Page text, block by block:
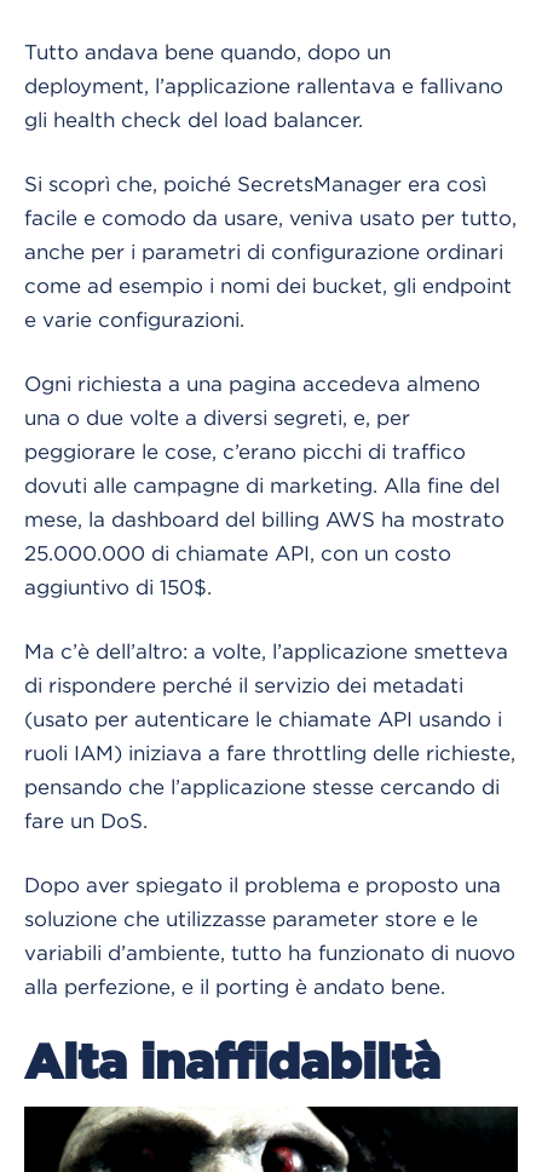
Tutto andava bene quando, dopo un
deployment, l’applicazione rallentava e fallivano
gli health check del load balancer.
Si scoprì che, poiché SecretsManager era così
facile e comodo da usare, veniva usato per tutto,
anche per i parametri di configurazione ordinari
come ad esempio i nomi dei bucket, gli endpoint
e varie configurazioni.
Ogni richiesta a una pagina accedeva almeno
una o due volte a diversi segreti, e, per
peggiorare le cose, c’erano picchi di traffico
dovuti alle campagne di marketing. Alla fine del
mese, la dashboard del billing AWS ha mostrato
25.000.000 di chiamate API, con un costo
aggiuntivo di 150$.
Ma c’è dell’altro: a volte, l’applicazione smetteva
di rispondere perché il servizio dei metadati
(usato per autenticare le chiamate API usando i
ruoli IAM) iniziava a fare throttling delle richieste,
pensando che l’applicazione stesse cercando di
fare un DoS.
Dopo aver spiegato il problema e proposto una
soluzione che utilizzasse parameter store e le
variabili d’ambiente, tutto ha funzionato di nuovo
alla perfezione, e il porting è andato bene.
Alta inaffidabiltà